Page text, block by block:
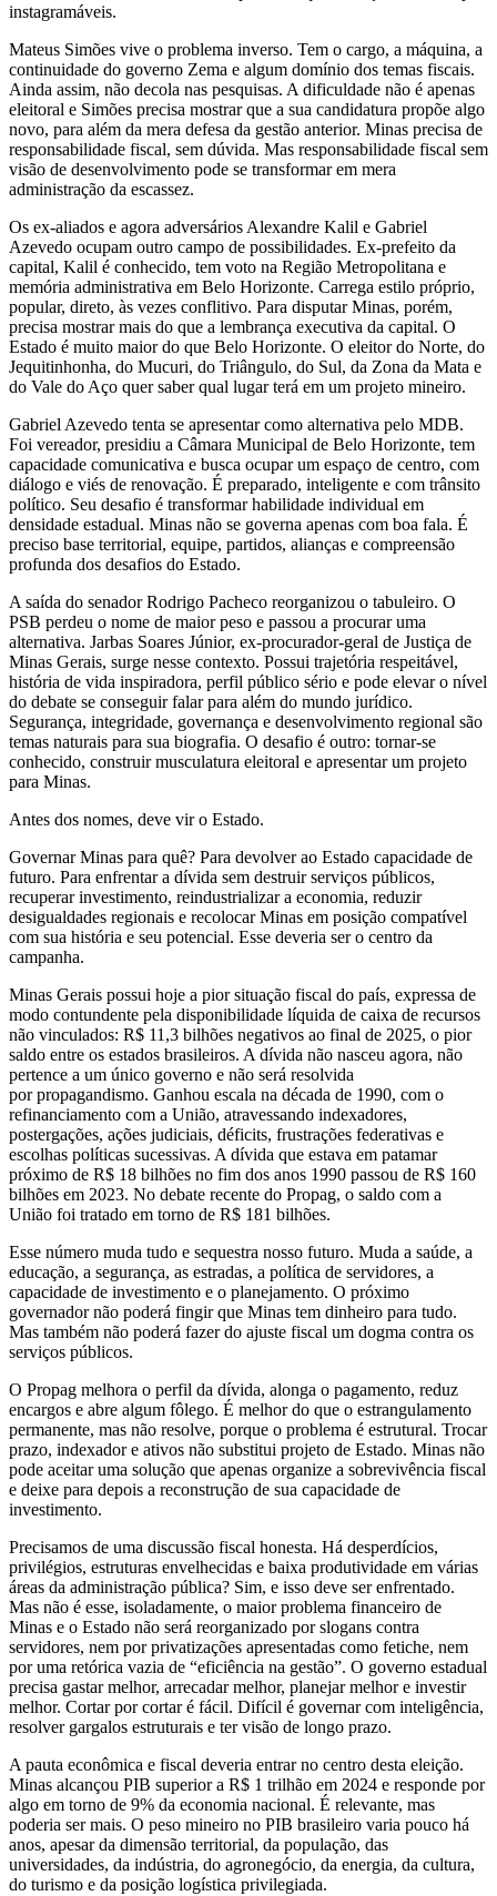
instagramáveis.
Mateus Simões vive o problema inverso. Tem o cargo, a máquina, a
continuidade do governo Zema e algum domínio dos temas fiscais.
Ainda assim, não decola nas pesquisas. A dificuldade não é apenas
eleitoral e Simões precisa mostrar que a sua candidatura propõe algo
novo, para além da mera defesa da gestão anterior. Minas precisa de
responsabilidade fiscal, sem dúvida. Mas responsabilidade fiscal sem
visão de desenvolvimento pode se transformar em mera
administração da escassez.
Os ex-aliados e agora adversários Alexandre Kalil e Gabriel
Azevedo ocupam outro campo de possibilidades. Ex-prefeito da
capital, Kalil é conhecido, tem voto na Região Metropolitana e
memória administrativa em Belo Horizonte. Carrega estilo próprio,
popular, direto, às vezes conflitivo. Para disputar Minas, porém,
precisa mostrar mais do que a lembrança executiva da capital. O
Estado é muito maior do que Belo Horizonte. O eleitor do Norte, do
Jequitinhonha, do Mucuri, do Triângulo, do Sul, da Zona da Mata e
do Vale do Aço quer saber qual lugar terá em um projeto mineiro.
Gabriel Azevedo tenta se apresentar como alternativa pelo MDB.
Foi vereador, presidiu a Câmara Municipal de Belo Horizonte, tem
capacidade comunicativa e busca ocupar um espaço de centro, com
diálogo e viés de renovação. É preparado, inteligente e com trânsito
político. Seu desafio é transformar habilidade individual em
densidade estadual. Minas não se governa apenas com boa fala. É
preciso base territorial, equipe, partidos, alianças e compreensão
profunda dos desafios do Estado.
A saída do senador Rodrigo Pacheco reorganizou o tabuleiro. O
PSB perdeu o nome de maior peso e passou a procurar uma
alternativa. Jarbas Soares Júnior, ex-procurador-geral de Justiça de
Minas Gerais, surge nesse contexto. Possui trajetória respeitável,
história de vida inspiradora, perfil público sério e pode elevar o nível
do debate se conseguir falar para além do mundo jurídico.
Segurança, integridade, governança e desenvolvimento regional são
temas naturais para sua biografia. O desafio é outro: tornar-se
conhecido, construir musculatura eleitoral e apresentar um projeto
para Minas.
Antes dos nomes, deve vir o Estado.
Governar Minas para quê? Para devolver ao Estado capacidade de
futuro. Para enfrentar a dívida sem destruir serviços públicos,
recuperar investimento, reindustrializar a economia, reduzir
desigualdades regionais e recolocar Minas em posição compatível
com sua história e seu potencial. Esse deveria ser o centro da
campanha.
Minas Gerais possui hoje a pior situação fiscal do país, expressa de
modo contundente pela disponibilidade líquida de caixa de recursos
não vinculados: R$ 11,3 bilhões negativos ao final de 2025, o pior
saldo entre os estados brasileiros. A dívida não nasceu agora, não
pertence a um único governo e não será resolvida
por propagandismo. Ganhou escala na década de 1990, com o
refinanciamento com a União, atravessando indexadores,
postergações, ações judiciais, déficits, frustrações federativas e
escolhas políticas sucessivas. A dívida que estava em patamar
próximo de R$ 18 bilhões no fim dos anos 1990 passou de R$ 160
bilhões em 2023. No debate recente do Propag, o saldo com a
União foi tratado em torno de R$ 181 bilhões.
Esse número muda tudo e sequestra nosso futuro. Muda a saúde, a
educação, a segurança, as estradas, a política de servidores, a
capacidade de investimento e o planejamento. O próximo
governador não poderá fingir que Minas tem dinheiro para tudo.
Mas também não poderá fazer do ajuste fiscal um dogma contra os
serviços públicos.
O Propag melhora o perfil da dívida, alonga o pagamento, reduz
encargos e abre algum fôlego. É melhor do que o estrangulamento
permanente, mas não resolve, porque o problema é estrutural. Trocar
prazo, indexador e ativos não substitui projeto de Estado. Minas não
pode aceitar uma solução que apenas organize a sobrevivência fiscal
e deixe para depois a reconstrução de sua capacidade de
investimento.
Precisamos de uma discussão fiscal honesta. Há desperdícios,
privilégios, estruturas envelhecidas e baixa produtividade em várias
áreas da administração pública? Sim, e isso deve ser enfrentado.
Mas não é esse, isoladamente, o maior problema financeiro de
Minas e o Estado não será reorganizado por slogans contra
servidores, nem por privatizações apresentadas como fetiche, nem
por uma retórica vazia de “eficiência na gestão”. O governo estadual
precisa gastar melhor, arrecadar melhor, planejar melhor e investir
melhor. Cortar por cortar é fácil. Difícil é governar com inteligência,
resolver gargalos estruturais e ter visão de longo prazo.
A pauta econômica e fiscal deveria entrar no centro desta eleição.
Minas alcançou PIB superior a R$ 1 trilhão em 2024 e responde por
algo em torno de 9% da economia nacional. É relevante, mas
poderia ser mais. O peso mineiro no PIB brasileiro varia pouco há
anos, apesar da dimensão territorial, da população, das
universidades, da indústria, do agronegócio, da energia, da cultura,
do turismo e da posição logística privilegiada.